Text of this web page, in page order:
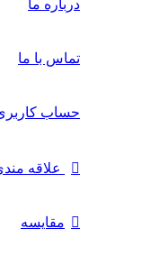
درباره ما
تماس با ما
حساب
علاقه
مقايسه